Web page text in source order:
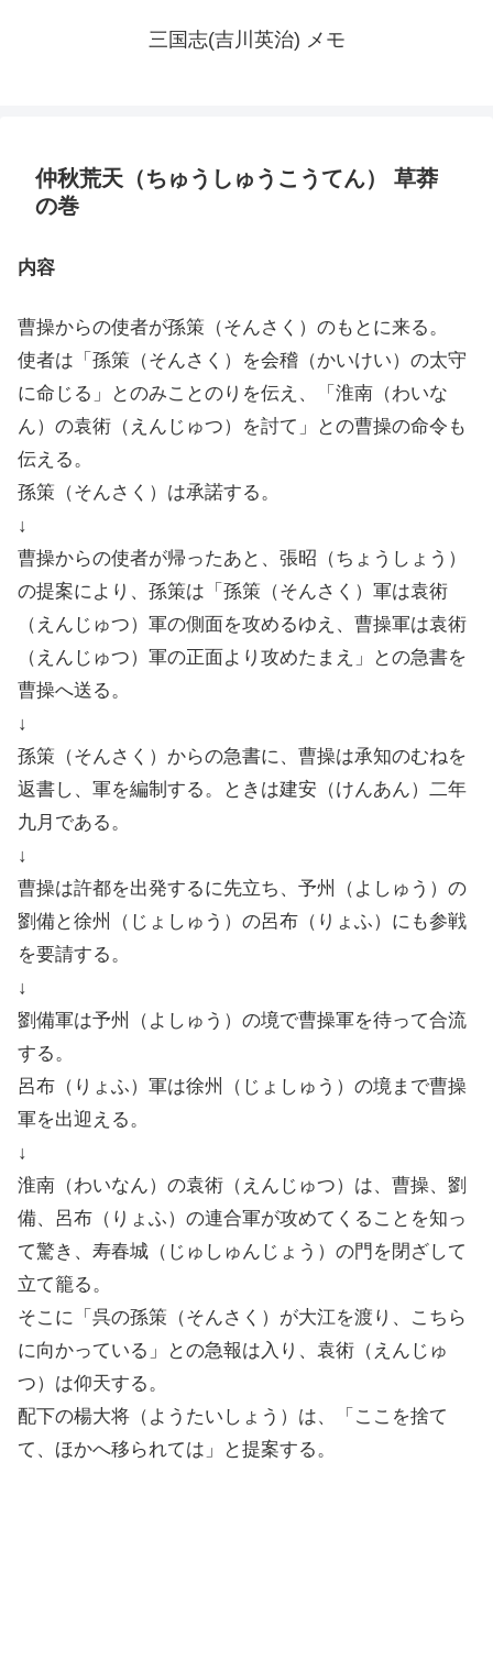
三国志(吉川英治) メモ
仲秋荒天（ちゅうしゅうこうてん） 草莽
の巻
内容
曹操からの使者が孫策（そんさく）のもとに来る。
使者は「孫策（そんさく）を会稽（かいけい）の太守
に命じる」とのみことのりを伝え、「淮南（わいな
ん）の袁術（えんじゅつ）を討て」との曹操の命令も
伝える。
孫策（そんさく）は承諾する。
↓
曹操からの使者が帰ったあと、張昭（ちょうしょう）
の提案により、孫策は「孫策（そんさく）軍は袁術
（えんじゅつ）軍の側面を攻めるゆえ、曹操軍は袁術
（えんじゅつ）軍の正面より攻めたまえ」との急書を
曹操へ送る。
↓
孫策（そんさく）からの急書に、曹操は承知のむねを
返書し、軍を編制する。ときは建安（けんあん）二年
九月である。
↓
曹操は許都を出発するに先立ち、予州（よしゅう）の
劉備と徐州（じょしゅう）の呂布（りょふ）にも参戦
を要請する。
↓
劉備軍は予州（よしゅう）の境で曹操軍を待って合流
する。
呂布（りょふ）軍は徐州（じょしゅう）の境まで曹操
軍を出迎える。
↓
淮南（わいなん）の袁術（えんじゅつ）は、曹操、劉
備、呂布（りょふ）の連合軍が攻めてくることを知っ
て驚き、寿春城（じゅしゅんじょう）の門を閉ざして
立て籠る。
そこに「呉の孫策（そんさく）が大江を渡り、こちら
に向かっている」との急報は入り、袁術（えんじゅ
つ）は仰天する。
配下の楊大将（ようたいしょう）は、「ここを捨て
て、ほかへ移られては」と提案する。